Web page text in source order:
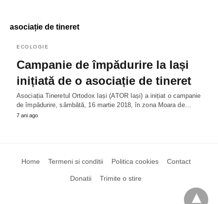
asociație de tineret
ECOLOGIE
Campanie de împădurire la Iași
inițiată de o asociație de tineret
Asociația Tineretul Ortodox Iași (ATOR Iași) a inițiat o campanie
de împădurire, sâmbătă, 16 martie 2018, în zona Moara de…
7 ani ago
Home Termeni si conditii Politica cookies Contact
Donatii Trimite o stire